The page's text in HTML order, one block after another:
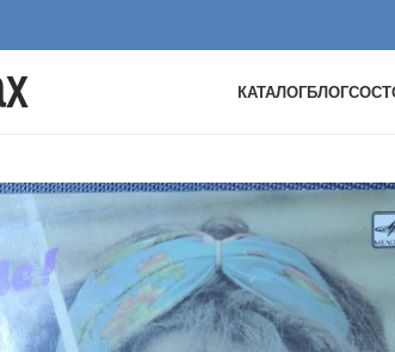
КАТАЛОГБЛОГ